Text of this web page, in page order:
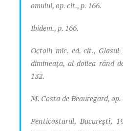
omului, op. cit., p. 166.
Ibidem., p. 166.
Octoih mic. ed. cit.,
dimineaţa, al doilea rând
132.
M. Costa de Beauregard, op.
Penticostarul, Bucureşti,